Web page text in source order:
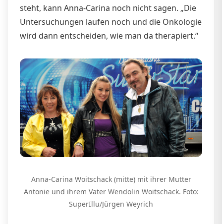
steht, kann Anna-Carina noch nicht sagen. „Die
Untersuchungen laufen noch und die Onkologie
wird dann entscheiden, wie man da therapiert.“
Anna-Carina Woitschack (mitte) mit ihrer Mutter
Antonie und ihrem Vater Wendolin Woitschack. Foto:
SuperIllu/Jürgen Weyrich